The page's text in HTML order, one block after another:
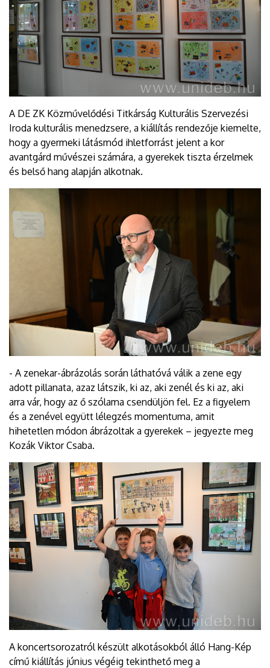
A DE ZK Közművelődési Titkárság Kulturális Szervezési
Iroda kulturális menedzsere, a kiállítás rendezője kiemelte,
hogy a gyermeki látásmód ihletforrást jelent a kor
avantgárd művészei számára, a gyerekek tiszta érzelmek
és belső hang alapján alkotnak.
- A zenekar-ábrázolás során láthatóvá válik a zene egy
adott pillanata, azaz látszik, ki az, aki zenél és ki az, aki
arra vár, hogy az ő szólama csendüljön fel. Ez a figyelem
és a zenével együtt lélegzés momentuma, amit
hihetetlen módon ábrázoltak a gyerekek – jegyezte meg
Kozák Viktor Csaba.
A koncertsorozatról készült alkotásokból álló Hang-Kép
című kiállítás június végéig tekinthető meg a